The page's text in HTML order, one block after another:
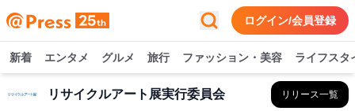
ログイン/会員登録
新着 エンタメ グルメ 旅行 ファッション・美容 ライフスタ
リサイクルアート展実行委員会 リリース一覧